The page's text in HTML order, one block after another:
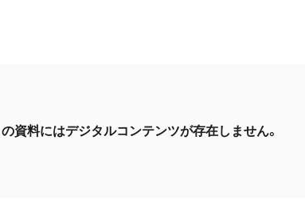
の資料にはデジタルコンテンツが存在しません。